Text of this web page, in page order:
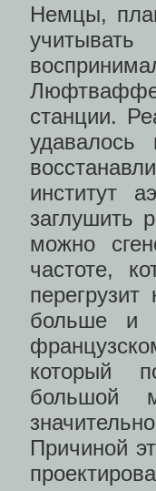
Немцы,
станции.
удавалось
институт
заглушить
можно
частоте,
больше и
который
большой
Причиной